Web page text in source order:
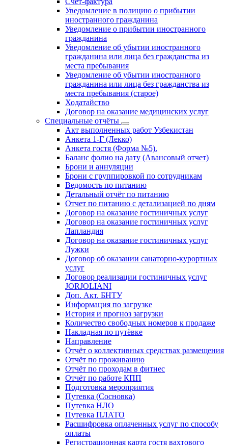
Уведомление в полицию о прибытии
иностранного гражданина
Уведомление о прибытии иностранного
гражданина
Уведомление об убытии иностранного
гражданина или лица без гражданства из
места пребывания
Уведомление об убытии иностранного
гражданина или лица без гражданства из
места пребывания (старое)
Ходатайство
Договор на оказание медицинских услуг
Специальные отчёты
Акт выполненных работ Узбекистан
Анкета 1-Г (Лекко)
Анкета гостя (Форма №5).
Баланс фолио на дату (Авансовый отчет)
Брони и аннуляции
Брони с группировкой по сотрудникам
Ведомость по питанию
Детальный отчёт по питанию
Отчет по питанию с детализацией по дням
Договор на оказание гостиничных услуг
Договор на оказание гостиничных услуг
Лапландия
Договор на оказание гостиничных услуг
Лужки
Договор об оказании санаторно-курортных
услуг
Договор реализации гостиничных услуг
JORJOLIANI
Доп. Акт. БНТУ
Информация по загрузке
История и прогноз загрузки
Количество свободных номеров к продаже
Накладная по путёвке
Направление
Отчёт о коллективных средствах размещения
Отчёт по проживанию
Отчёт по проходам в фитнес
Отчёт по работе КПП
Подготовка мероприятия
Путевка (Сосновка)
Путевка НЛО
Путевка ПЛАТО
Расшифровка оплаченных услуг по способу
оплаты
Регистрационная карта гостя вахтового